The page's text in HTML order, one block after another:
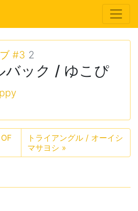
#3 2
バック / ゆこぴ
トライアングル / オーイシ
マサヨシ »